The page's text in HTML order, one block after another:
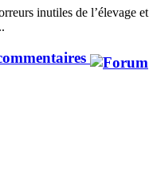
inutiles de l’élevage